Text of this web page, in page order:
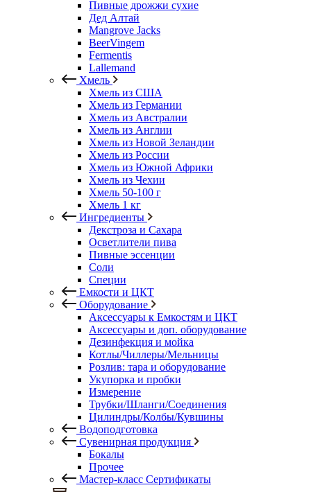
Пивные дрожжи сухие
Дед Алтай
Mangrove Jacks
BeerVingem
Fermentis
Lallemand
Хмель
Хмель из США
Хмель из Германии
Хмель из Австралии
Хмель из Англии
Хмель из Новой Зеландии
Хмель из России
Хмель из Южной Африки
Хмель из Чехии
Хмель 50-100 г
Хмель 1 кг
Ингредиенты
Декстроза и Сахара
Осветлители пива
Пивные эссенции
Соли
Специи
Емкости и ЦКТ
Оборудование
Аксессуары к Емкостям и ЦКТ
Аксессуары и доп. оборудование
Дезинфекция и мойка
Котлы/Чиллеры/Мельницы
Розлив: тара и оборудование
Укупорка и пробки
Измерение
Трубки/Шланги/Соединения
Цилиндры/Колбы/Кувшины
Водоподготовка
Сувенирная продукция
Бокалы
Прочее
Мастер-класс Сертификаты